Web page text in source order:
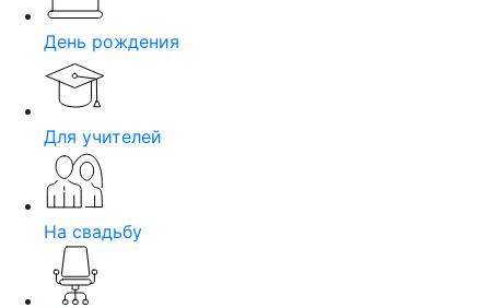
День рождения
Для учителей
На свадьбу